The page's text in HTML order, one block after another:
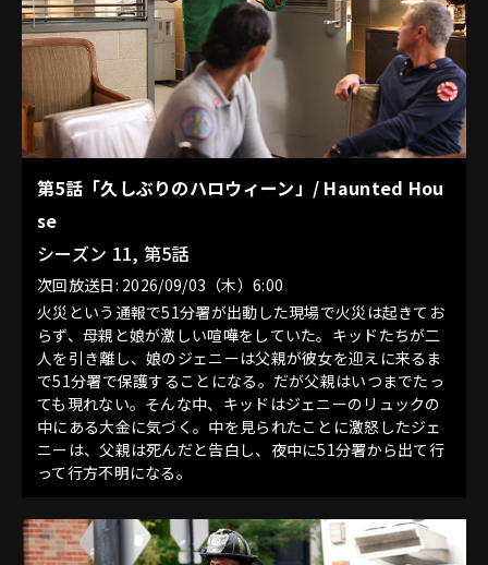
第5話「久しぶりのハロウィーン」/ Haunted Hou
se
シーズン 11, 第5話
次回放送日: 2026/09/03（木）6:00
火災という通報で51分署が出動した現場で火災は起きてお
らず、母親と娘が激しい喧嘩をしていた。キッドたちが二
人を引き離し、娘のジェニーは父親が彼女を迎えに来るま
で51分署で保護することになる。だが父親はいつまでたっ
ても現れない。そんな中、キッドはジェニーのリュックの
中にある大金に気づく。中を見られたことに激怒したジェ
ニーは、父親は死んだと告白し、夜中に51分署から出て行
って行方不明になる。